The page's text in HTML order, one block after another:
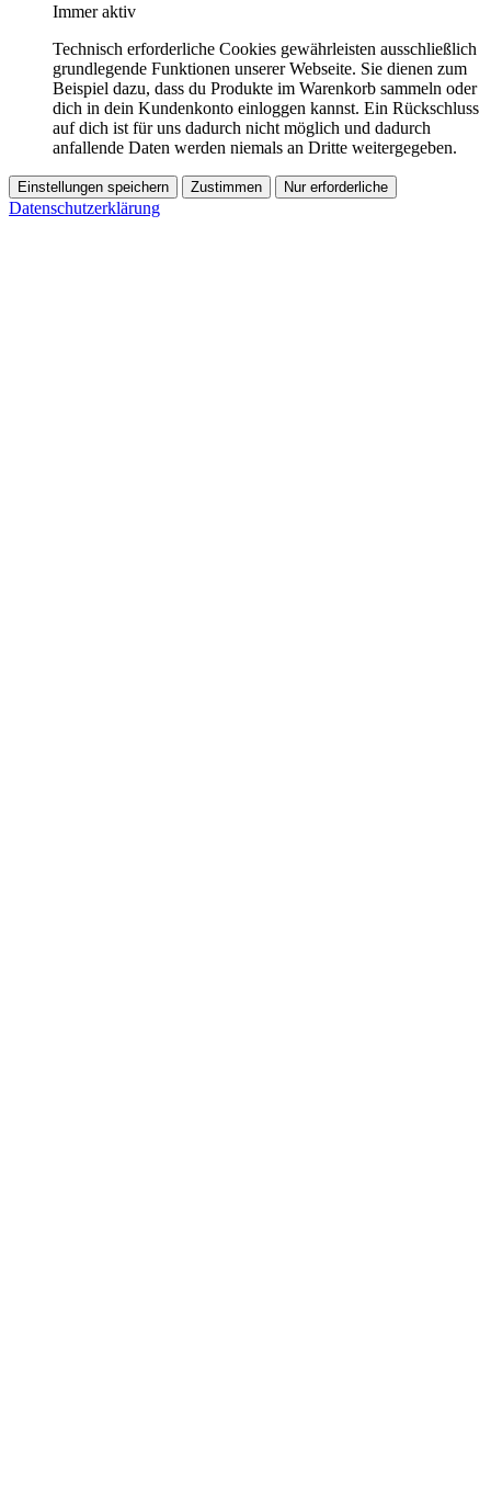
Immer aktiv
Technisch erforderliche Cookies gewährleisten ausschließlich
grundlegende Funktionen unserer Webseite. Sie dienen zum
Beispiel dazu, dass du Produkte im Warenkorb sammeln oder
dich in dein Kundenkonto einloggen kannst. Ein Rückschluss
auf dich ist für uns dadurch nicht möglich und dadurch
anfallende Daten werden niemals an Dritte weitergegeben.
Einstellungen speichern Zustimmen Nur erforderliche
Datenschutzerklärung